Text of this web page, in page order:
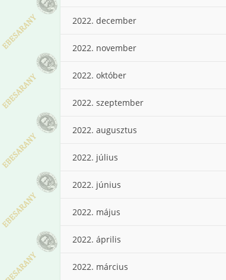
2022. december
2022. november
2022. október
2022. szeptember
2022. augusztus
2022. július
2022. június
2022. május
2022. április
2022. március